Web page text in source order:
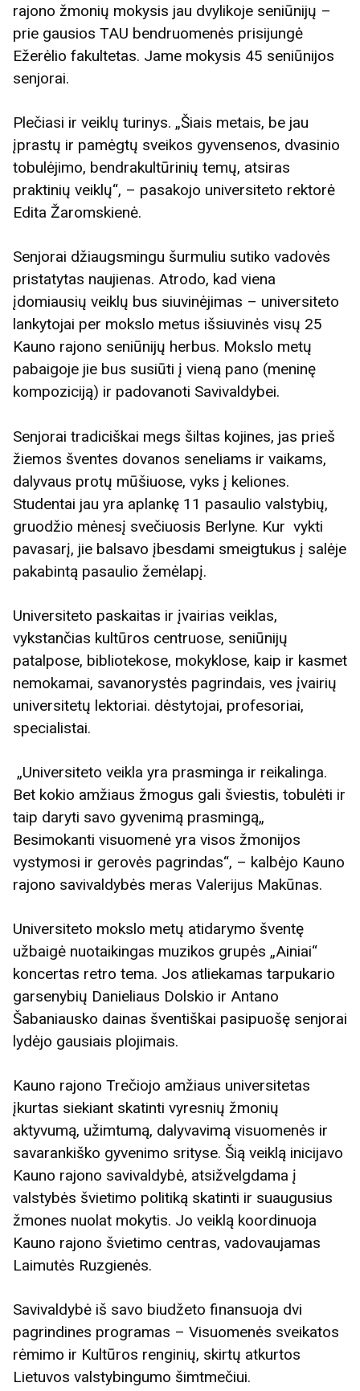
rajono žmonių mokysis jau dvylikoje seniūnijų –
prie gausios TAU bendruomenės prisijungė
Ežerėlio fakultetas. Jame mokysis 45 seniūnijos
senjorai.
Plečiasi ir veiklų turinys. „Šiais metais, be jau
įprastų ir pamėgtų sveikos gyvensenos, dvasinio
tobulėjimo, bendrakultūrinių temų, atsiras
praktinių veiklų“, – pasakojo universiteto rektorė
Edita Žaromskienė.
Senjorai džiaugsmingu šurmuliu sutiko vadovės
pristatytas naujienas. Atrodo, kad viena
įdomiausių veiklų bus siuvinėjimas – universiteto
lankytojai per mokslo metus išsiuvinės visų 25
Kauno rajono seniūnijų herbus. Mokslo metų
pabaigoje jie bus susiūti į vieną pano (meninę
kompoziciją) ir padovanoti Savivaldybei.
Senjorai tradiciškai megs šiltas kojines, jas prieš
žiemos šventes dovanos seneliams ir vaikams,
dalyvaus protų mūšiuose, vyks į keliones.
Studentai jau yra aplankę 11 pasaulio valstybių,
gruodžio mėnesį svečiuosis Berlyne. Kur vykti
pavasarį, jie balsavo įbesdami smeigtukus į salėje
pakabintą pasaulio žemėlapį.
Universiteto paskaitas ir įvairias veiklas,
vykstančias kultūros centruose, seniūnijų
patalpose, bibliotekose, mokyklose, kaip ir kasmet
nemokamai, savanorystės pagrindais, ves įvairių
universitetų lektoriai. dėstytojai, profesoriai,
specialistai.
„Universiteto veikla yra prasminga ir reikalinga.
Bet kokio amžiaus žmogus gali šviestis, tobulėti ir
taip daryti savo gyvenimą prasmingą„
Besimokanti visuomenė yra visos žmonijos
vystymosi ir gerovės pagrindas“, – kalbėjo Kauno
rajono savivaldybės meras Valerijus Makūnas.
Universiteto mokslo metų atidarymo šventę
užbaigė nuotaikingas muzikos grupės „Ainiai“
koncertas retro tema. Jos atliekamas tarpukario
garsenybių Danieliaus Dolskio ir Antano
Šabaniausko dainas šventiškai pasipuošę senjorai
lydėjo gausiais plojimais.
Kauno rajono Trečiojo amžiaus universitetas
įkurtas siekiant skatinti vyresnių žmonių
aktyvumą, užimtumą, dalyvavimą visuomenės ir
savarankiško gyvenimo srityse. Šią veiklą inicijavo
Kauno rajono savivaldybė, atsižvelgdama į
valstybės švietimo politiką skatinti ir suaugusius
žmones nuolat mokytis. Jo veiklą koordinuoja
Kauno rajono švietimo centras, vadovaujamas
Laimutės Ruzgienės.
Savivaldybė iš savo biudžeto finansuoja dvi
pagrindines programas – Visuomenės sveikatos
rėmimo ir Kultūros renginių, skirtų atkurtos
Lietuvos valstybingumo šimtmečiui.